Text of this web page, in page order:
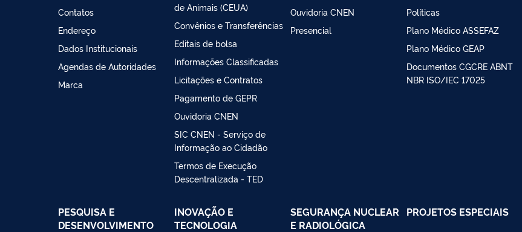
Contatos
Endereço
Dados Institucionais
Agendas de Autoridades
Marca
de Animais (CEUA)
Convênios e Transferências
Editais de bolsa
Informações Classificadas
Licitações e Contratos
Pagamento de GEPR
Ouvidoria CNEN
SIC CNEN - Serviço de
Informação ao Cidadão
Termos de Execução
Descentralizada - TED
Ouvidoria CNEN
Presencial
Políticas
Plano Médico ASSEFAZ
Plano Médico GEAP
Documentos CGCRE ABNT
NBR ISO/IEC 17025
PESQUISA E
DESENVOLVIMENTO
INOVAÇÃO E
TECNOLOGIA
SEGURANÇA NUCLEAR
E RADIOLÓGICA
PROJETOS ESPECIAIS